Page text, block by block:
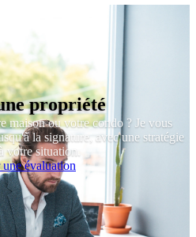
propriété
maison ou votre condo ? Je vous
la signature, avec une stratégie
votre situation.
évaluation